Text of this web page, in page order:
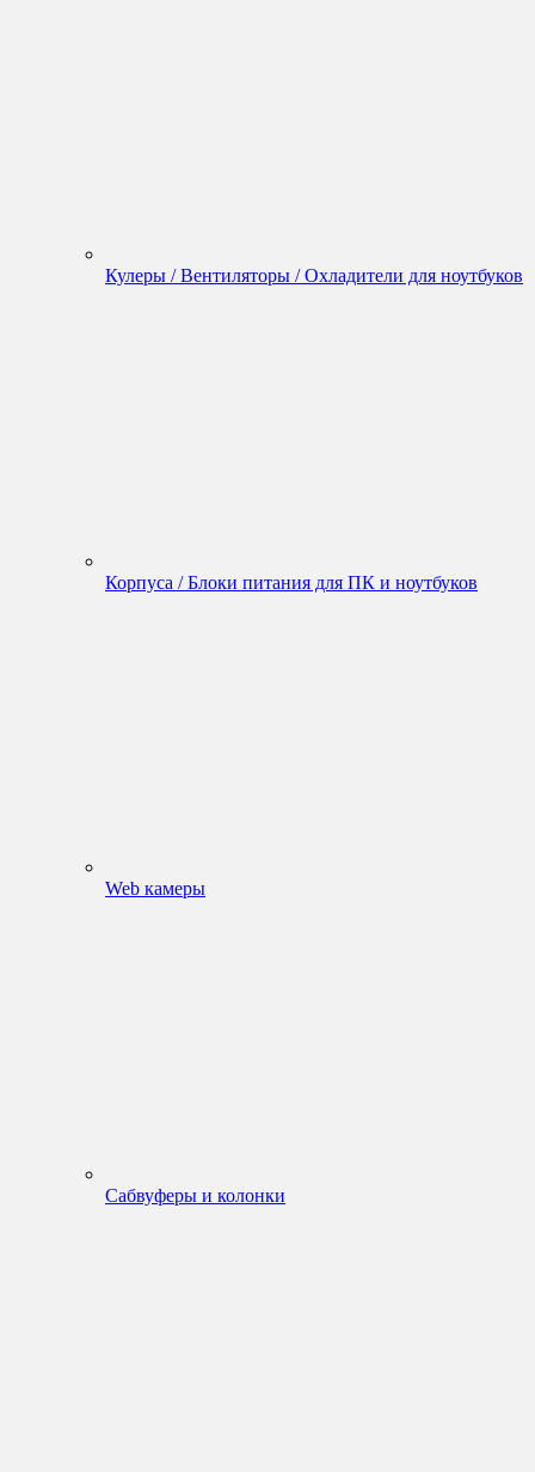
Кулеры / Вентиляторы / Охладители для ноутбуков
Корпуса / Блоки питания для ПК и ноутбуков
Web камеры
Сабвуферы и колонки